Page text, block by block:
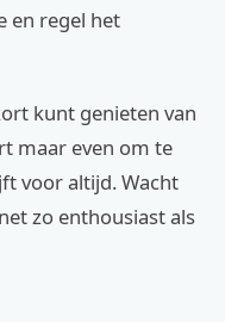
en regel het
kunt genieten van
maar even om te
voor altijd. Wacht
zo enthousiast als